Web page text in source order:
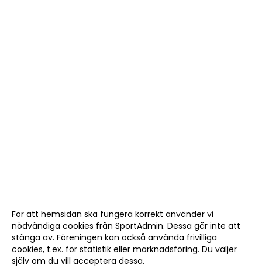
För att hemsidan ska fungera korrekt använder vi
nödvändiga cookies från SportAdmin. Dessa går inte att
stänga av. Föreningen kan också använda frivilliga
cookies, t.ex. för statistik eller marknadsföring. Du väljer
själv om du vill acceptera dessa.